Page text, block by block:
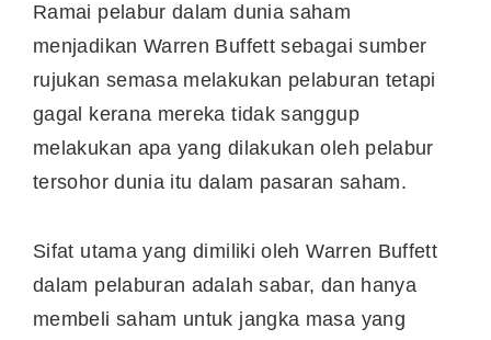
Ramai pelabur dalam dunia saham
menjadikan Warren Buffett sebagai sumber
rujukan semasa melakukan pelaburan tetapi
gagal kerana mereka tidak sanggup
melakukan apa yang dilakukan oleh pelabur
tersohor dunia itu dalam pasaran saham.
Sifat utama yang dimiliki oleh Warren Buffett
dalam pelaburan adalah sabar, dan hanya
membeli saham untuk jangka masa yang